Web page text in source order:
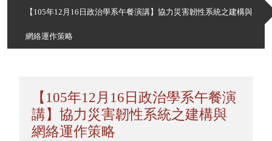
【105年12月16日政治學系午餐演講】協力災害韌性系統之建構與
網絡運作策略
【105年12月16日政治學系午餐演
講】協力災害韌性系統之建構與
網絡運作策略